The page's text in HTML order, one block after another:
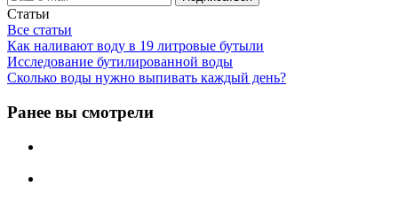
Статьи
Все статьи
Как наливают воду в 19 литровые бутыли
Исследование бутилированной воды
Сколько воды нужно выпивать каждый день?
Ранее вы смотрели